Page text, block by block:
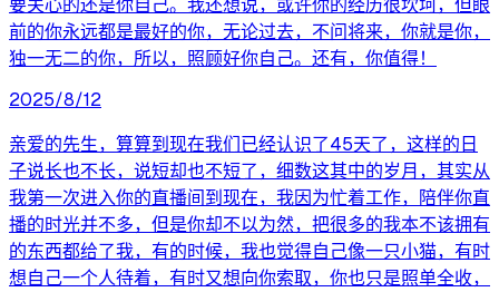
要关心的还是你自己。我还想说，或许你的经历很坎坷，但眼
前的你永远都是最好的你，无论过去，不问将来，你就是你，
独一无二的你，所以，照顾好你自己。还有，你值得！
2025/8/12
亲爱的先生，算算到现在我们已经认识了45天了，这样的日
子说长也不长，说短却也不短了，细数这其中的岁月，其实从
我第一次进入你的直播间到现在，我因为忙着工作，陪伴你直
播的时光并不多，但是你却不以为然，把很多的我本不该拥有
的东西都给了我，有的时候，我也觉得自己像一只小猫，有时
想自己一个人待着，有时又想向你索取，你也只是照单全收，